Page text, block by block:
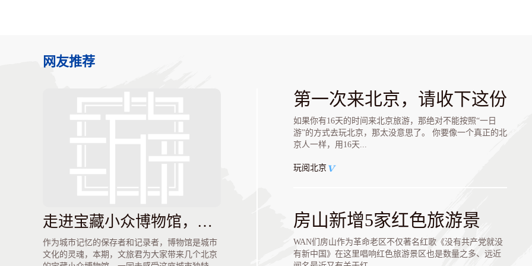
网友推荐
走进宝藏小众博物馆，解锁不一样的北京（上）
作为城市记忆的保存者和记录者，博物馆是城市
文化的灵魂，本期，文旅君为大家带来几个北京
第一次来北京，请收下这份
16天旅游手册
如果你有16天的时间来北京旅游，那绝对不能按照“一日
游”的方式去玩北京，那太没意思了。 你要像一个真正的北
京人一样，用16天...
玩阅北京
房山新增5家红色旅游景
区，以后参观红色景点更有
的选啦！
WAN们房山作为革命老区不仅著名红歌《没有共产党就没
有新中国》在这里唱响红色旅游景区也是数量之多、远近